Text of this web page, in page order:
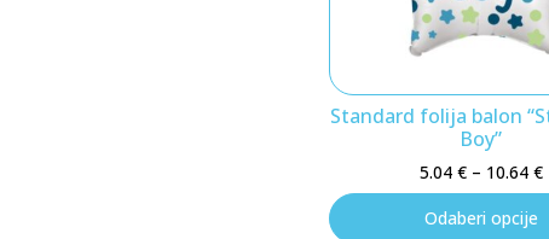
Standard folija balon
Boy”
5.04 €– 10.64 €
Odaberi opcije